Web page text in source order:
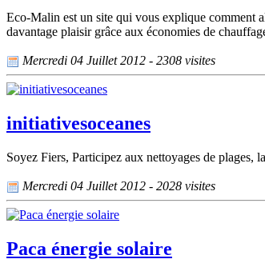
Eco-Malin est un site qui vous explique comment
davantage plaisir grâce aux économies de
Mercredi 04 Juillet 2012 - 2308 visites
initiativesoceanes
Soyez Fiers, Participez aux nettoyages de plages,
Mercredi 04 Juillet 2012 - 2028 visites
Paca énergie solaire